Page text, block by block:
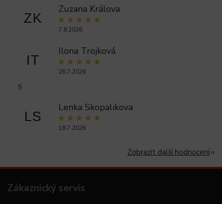
ZK
Zuzana Králova
7.8.2026
IT
Ilona Trojková
26.7.2026
5
LS
Lenka Skopalikova
18.7.2026
Zobrazit další hodnocení
Zákaznický servis